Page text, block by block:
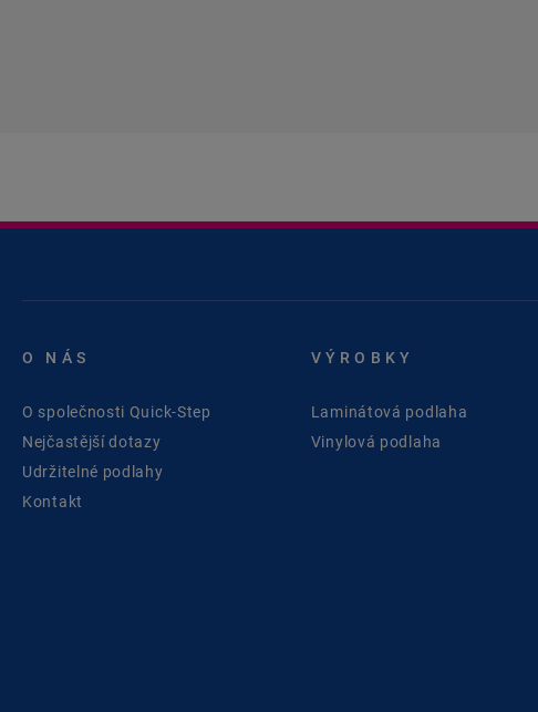
O NÁS
O společnosti Quick-Step
Nejčastější dotazy
Udržitelné podlahy
Kontakt
VÝROBKY
Laminátová podlaha
Vinylová podlaha